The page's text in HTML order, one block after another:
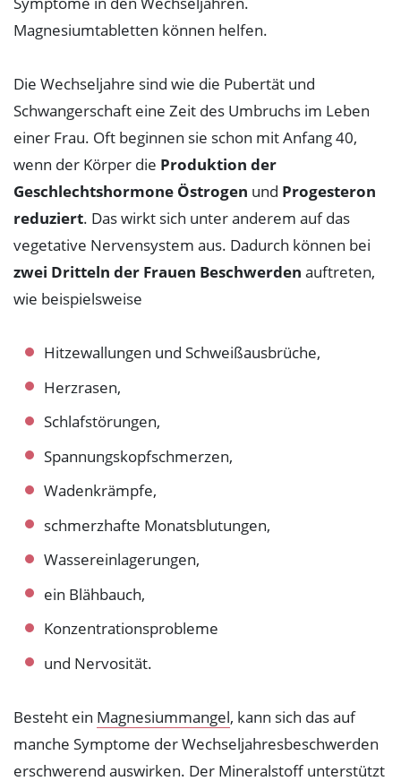
Symptome
Verspannungen
Muskel- und Lidzucken
Muskelkater
Psyche
Kopfschmerzen und Migräne
Herzbeschwerden
Regelschmerzen
Symptome in den Wechseljahren.
Magnesiumtabletten können helfen.
Die Wechseljahre sind wie die Pubertät und
Schwangerschaft eine Zeit des Umbruchs im Leben
einer Frau. Oft beginnen sie schon mit Anfang 40,
wenn der Körper die Produktion der
Geschlechtshormone Östrogen und Progesteron
reduziert. Das wirkt sich unter anderem auf das
vegetative Nervensystem aus. Dadurch können bei
zwei Dritteln der Frauen Beschwerden auftreten,
wie beispielsweise
Hitzewallungen und Schweißausbrüche,
Herzrasen,
Schlafstörungen,
Spannungskopfschmerzen,
Wadenkrämpfe,
schmerzhafte Monatsblutungen,
Wassereinlagerungen,
ein Blähbauch,
Konzentrationsprobleme
und Nervosität.
Besteht ein Magnesiummangel, kann sich das auf
manche Symptome der Wechseljahresbeschwerden
erschwerend auswirken. Der Mineralstoff unterstützt